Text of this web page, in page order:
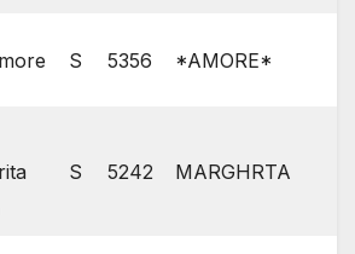
S 5356 *AMORE*
S 5242 MARGHRTA